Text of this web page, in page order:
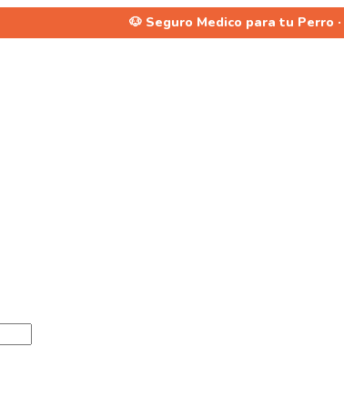
🐶 Seguro Medico para tu Perro ·